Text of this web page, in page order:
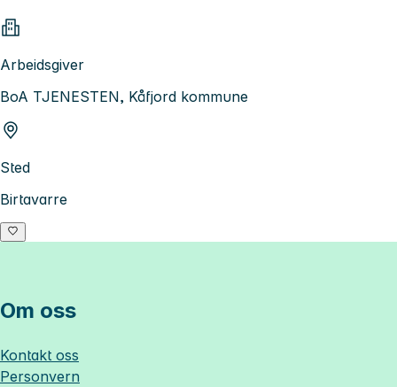
Arbeidsgiver
BoA TJENESTEN, Kåfjord kommune
Sted
Birtavarre
Om oss
Kontakt oss
Personvern